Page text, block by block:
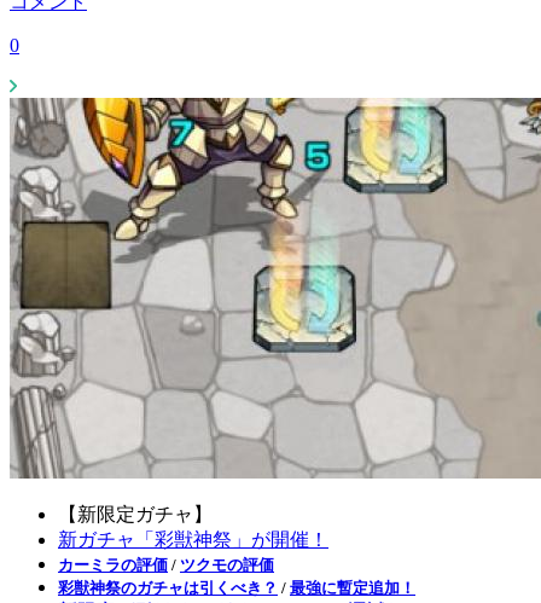
0
【新限定ガチャ】
新ガチャ「彩獣神祭」が開催！
カーミラの評価 / ツクモの評価
彩獣神祭のガチャは引くべき？ / 最強に暫定追加！